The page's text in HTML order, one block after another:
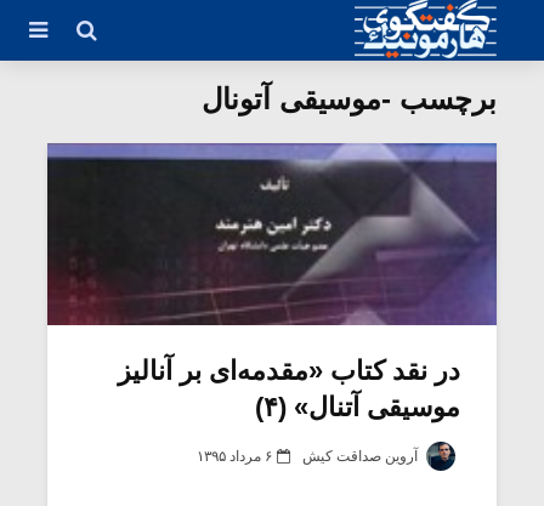
برچسب -موسیقی آتونال
در نقد کتاب «مقدمه‌ای بر آنالیز
موسیقی آتنال» (۴)
آروین صداقت کیش ۶ مرداد ۱۳۹۵